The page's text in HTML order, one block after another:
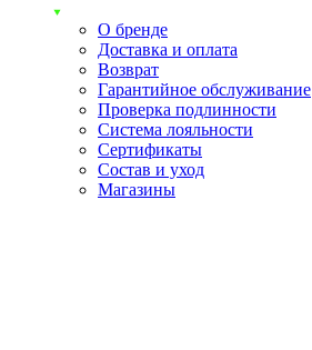
О бренде
Доставка и оплата
Возврат
Гарантийное обслуживание
Проверка подлинности
Система лояльности
Сертификаты
Состав и уход
Магазины